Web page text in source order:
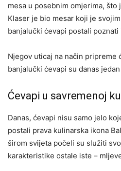
mesa u posebnim omjerima,
Klaser je bio mesar koji je
banjalučki ćevapi postali
Njegov uticaj na način pripreme
banjalučki ćevapi su danas
Ćevapi u savremenoj
Danas, ćevapi nisu samo jelo
postali prava kulinarska ikona
širom svijeta počeli su služiti
karakteristike ostale iste –